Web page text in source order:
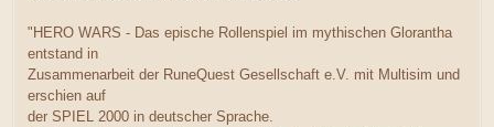
"HERO WARS - Das epische Rollenspiel im mythischen Glorantha
entstand in
Zusammenarbeit der RuneQuest Gesellschaft e.V. mit Multisim und
erschien auf
der SPIEL 2000 in deutscher Sprache.